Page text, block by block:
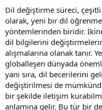
Dil değiştirme süreci,
olarak, yeni bir dil
yöntemlerinden biridir.
dil bilgilerini
alışmalarına olanak tanır.
globalleşen dünyada
yanı sıra, dil becerilerini
değiştirilmesi de
bir şekilde iletişim
anlamına gelir. Bu tür bir